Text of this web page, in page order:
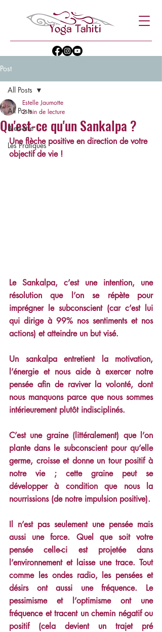
Post
All Posts
Bien-être
Les Pratiques
All Posts
Qu'est-ce qu'un Sankalpa ?
Estelle Jaumotte
2 min de lecture
Une flèche positive en direction de votre
objectif de vie !
Le Sankalpa, c’est une intention, une
résolution que l’on se répète pour
imprégner le subconscient (car c’est lui
qui dirige à 99% nos sentiments et nos
actions) et atteindre un but visé.
Un sankalpa entretient la motivation,
l’énergie et nous aide à exercer notre
pensée afin de raviver la volonté, dont
nous manquons parce que nous sommes
intérieurement plutôt indisciplinés.
C’est une graine (littéralement) que l’on
plante dans le subconscient pour qu’elle
germe, croisse et donne un tour positif à
notre vie ; cette graine peut se
développer à condition que nous la
nourrissions (de notre impulsion positive).
Il n’est pas seulement une pensée mais
aussi une force. Quel que soit votre
pensée celle-ci est projetée dans
l’environnement et laisse une trace. Tout
comme les ondes radio, les pensées et
désirs ont aussi une fréquence. Le
pessimisme et l’optimisme ont une
fréquence et tracent un chemin négatif ou
positif (cela devient un trajet pré